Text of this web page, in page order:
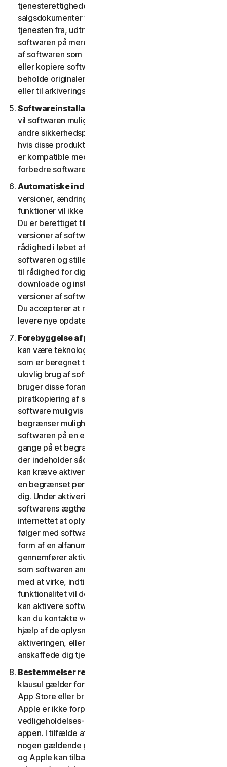
tjenesterettigheder eller de gældende
salgsdokumenter fra den udbyder, som du fik
tjenesten fra, udtrykkeligt tillader dig at bruge
softwaren på mere end en enhed. Du må tage én kopi
af softwaren som backup eller til arkiveringsformål
eller kopiere softwaren til harddisken på din enhed og
beholde originalen, dog kun med henblik på backup
eller til arkiveringsformål.
Softwareinstallation.
vil softwaren muligvis afinstallere eller deaktivere
andre sikkerhedsprodukter/-tjenester eller dele heraf,
hvis disse produkter/tjenester eller dele af dem ikke
er kompatible med softwaren eller med henblik på at
forbedre softwarens overordnede funktionalitet.
Automatiske indholdsopdateringer.
versioner, ændringer, opdateringer, forbedringer eller
funktioner vil ikke være til rådighed på alle platforme.
Du er berettiget til at modtage nye funktioner og
versioner af softwaren, som vi fra tid til anden stiller til
rådighed i løbet af tjenestens løbetid. For at optimere
softwaren og stille den seneste version af softwaren
til rådighed for dig accepterer du, at softwaren kan
downloade og installere nye opdateringer og
versioner af softwaren, når de stilles til rådighed af os.
Du accepterer at modtage og giver os tilladelse til at
levere nye opdateringer og versioner til din enhed.
Forebyggelse af piratkopiering af software.
kan være teknologiske forholdsregler i softwaren,
som er beregnet til at forhindre uautoriseret eller
ulovlig brug af softwaren. Du accepterer, at vi muligvis
bruger disse foranstaltninger til at beskytte os mod
piratkopiering af software (f.eks. indeholder denne
software muligvis håndhævelsesteknologi, som
begrænser muligheden for at afinstallere og fjerne
softwaren på en enhed mere end et begrænset antal
gange på et begrænset antal enheder). Softwaren,
der indeholder sådanne teknologiske foranstaltninger,
kan kræve aktivering. I så fald virker softwaren kun i
en begrænset periode, indtil den bliver aktiveret af
dig. Under aktiveringen vil du måske – for at bekræfte
softwarens ægthed – blive anmodet om via
internettet at oplyse din unikke aktiveringsnøgle, som
følger med softwaren og enhedskonfigurationen i
form af en alfanumerisk kode. Hvis du ikke
gennemfører aktiveringen inden for den periode, eller
som softwaren anmoder om, vil softwaren holde op
med at virke, indtil aktiveringen er fuldført; softwarens
funktionalitet vil derefter blive retableret. Hvis du ikke
kan aktivere softwaren under aktiveringsprocessen,
kan du kontakte vores kundeservice og support ved
hjælp af de oplysninger, du modtog under
aktiveringen, eller som du fik af din udbyder, hvis du
anskaffede dig tjenesten fra denne.
Bestemmelser relateret til Apple App Store.
klausul gælder for enhver software, du får fra Apple
App Store eller bruger som en app på en iOS-enhed.
Apple er ikke forpligtet til at levere nogen
vedligeholdelses- og supporttjenester med hensyn til
appen. I tilfælde af, at softwaren ikke overholder
nogen gældende garanti, kan du give Apple besked,
og Apple kan tilbagebetale appkøbsprisen til dig (hvis